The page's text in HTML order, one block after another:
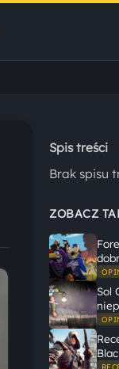
Spis treści
Brak spisu
ZOBACZ
Sol